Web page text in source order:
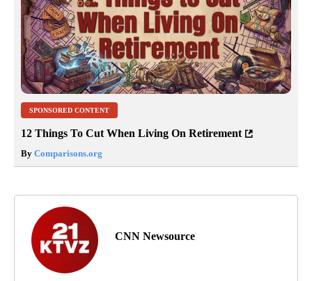
SPONSORED CONTENT
12 Things To Cut When Living On Retirement
By Comparisons.org
CNN Newsource